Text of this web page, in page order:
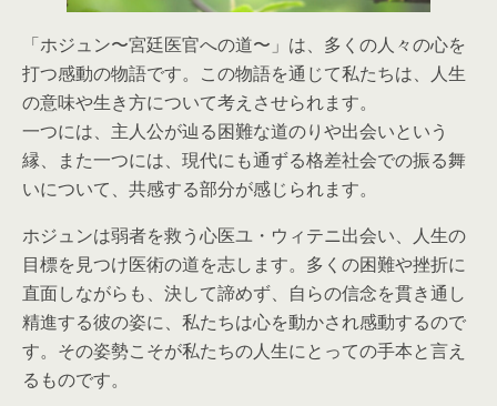
「ホジュン〜宮廷医官への道〜」は、多くの人々の心を
打つ感動の物語です。この物語を通じて私たちは、人生
の意味や生き方について考えさせられます。
一つには、主人公が辿る困難な道のりや出会いという
縁、また一つには、現代にも通ずる格差社会での振る舞
いについて、共感する部分が感じられます。
ホジュンは弱者を救う心医ユ・ウィテニ出会い、人生の
目標を見つけ医術の道を志します。多くの困難や挫折に
直面しながらも、決して諦めず、自らの信念を貫き通し
精進する彼の姿に、私たちは心を動かされ感動するので
す。その姿勢こそが私たちの人生にとっての手本と言え
るものです。